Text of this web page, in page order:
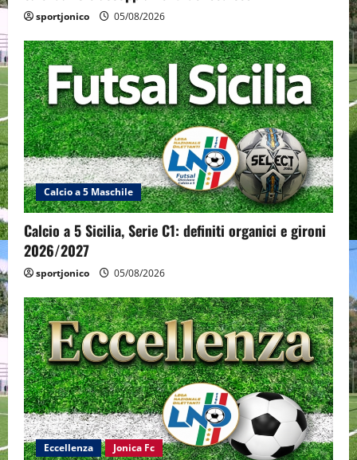
sportjonico 05/08/2026
Calcio a 5 Maschile
Calcio a 5 Sicilia, Serie C1: definiti organici e gironi
2026/2027
sportjonico 05/08/2026
Eccellenza Jonica Fc